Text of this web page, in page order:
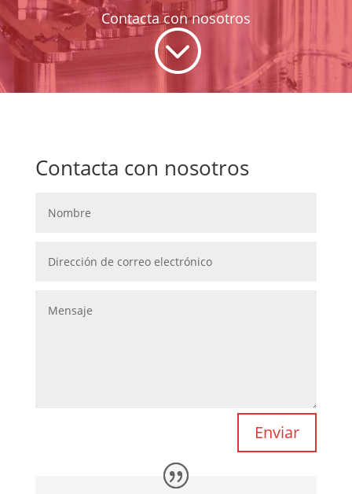
Contacta con nosotros
;
Contacta con nosotros
Enviar